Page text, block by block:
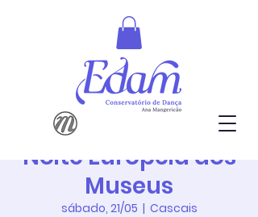
Noite Europeia dos
Museus
sábado, 21/05
  |
Cascais